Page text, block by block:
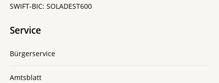
SWIFT-BIC: SOLADEST600
Service
Bürgerservice
Amtsblatt